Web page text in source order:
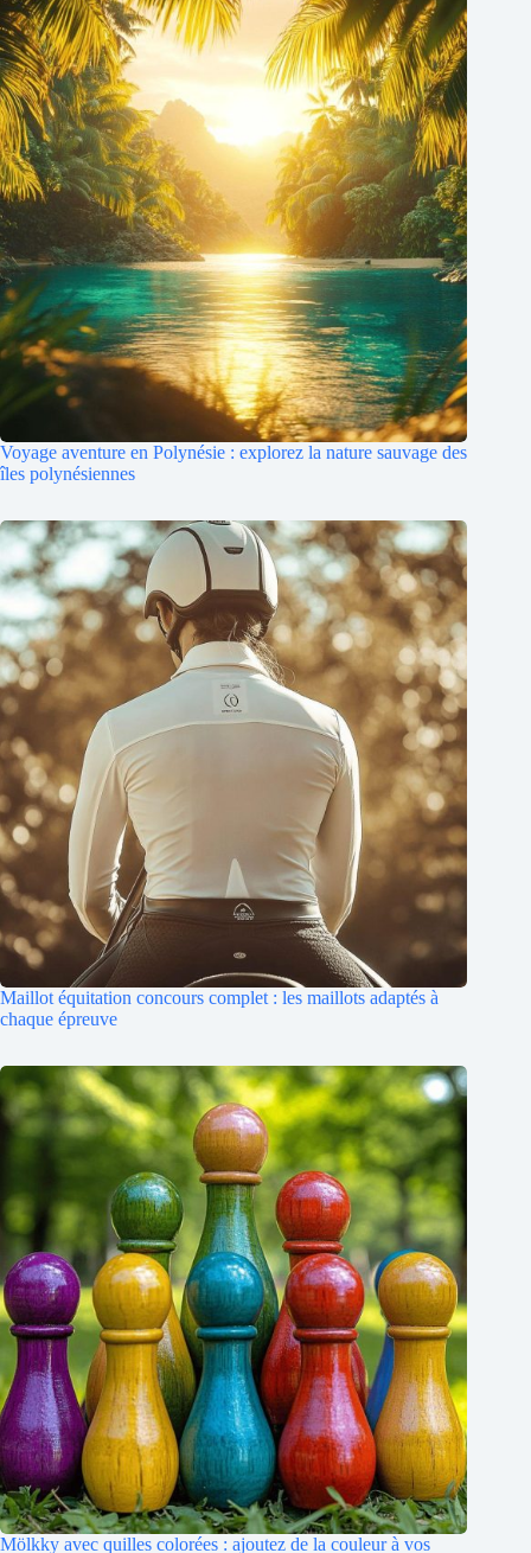
Voyage aventure en Polynésie : explorez la nature sauvage des
îles polynésiennes
Maillot équitation concours complet : les maillots adaptés à
chaque épreuve
Mölkky avec quilles colorées : ajoutez de la couleur à vos